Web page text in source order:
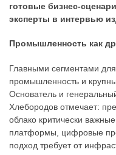
готовые бизнес-
эксперты в интервью
Промышленность как
Главными сегментами
промышленность и
Основатель и
Хлебородов отмечает:
облако критически
платформы, цифровые
подход требует от